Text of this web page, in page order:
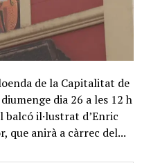
de la Capitalitat de
dia 26 a les 12 h
balcó il·lustrat d’Enric
que anirà a càrrec del...